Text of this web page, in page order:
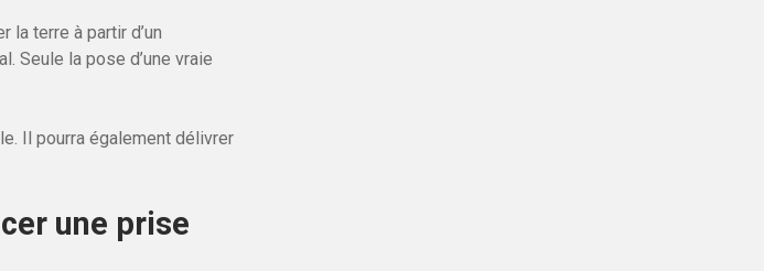
terre à partir d’un
Seule la pose d’une vraie
Il pourra également délivrer
une prise